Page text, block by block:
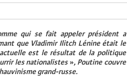
qui se fait appeler président a
que Vladimir Ilitch Lénine était le
est le résultat de la politique
les nationalistes», Poutine couvre
grand-russe.